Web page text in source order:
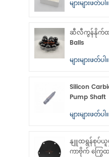
များများဖတ်ပါ။
ဆီလီကွန်နိုက်ထ
Balls
များများဖတ်ပါ။
Silicon
Pump Shaft
များများဖတ်ပါ။
နျူထရွန်စုပ်
ကာဗိုက် ကြွေထ